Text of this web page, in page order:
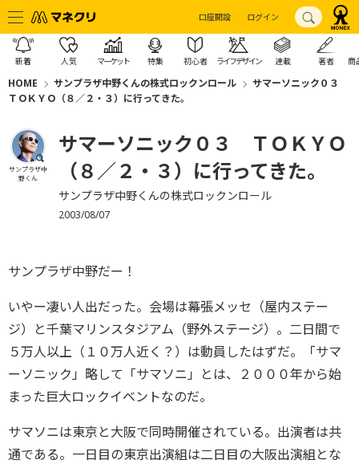
口座開設 ログイン
新着 人気 マーケット 特集 初心者 ライフデザイン 連載 著者 商
HOME サンプラザ中野くんの株式ロックンロール
サマーソニック０３
ＴＯＫＹＯ（８／２・３）に行ってきた。
サンプラザ中
野くん
サマーソニック０３ ＴＯＫＹＯ
（８／２・３）に行ってきた。
サンプラザ中野くんの株式ロックンロール
2003/08/07
サンプラザ中野だー！
いやー凄い人出だった。会場は幕張メッセ（屋内ステー
ジ）と千葉マリンスタジアム（野外ステージ）。二日間で
５万人以上（１０万人近く？）は動員したはずだ。「サマ
ーソニック」略して「サマソニ」とは、２０００年から始
まった巨大ロックイベントなのだ。
サマソニは東京と大阪で同時開催されている。出演者は共
通である。一日目の東京出演組は二日目の大阪出演組とな